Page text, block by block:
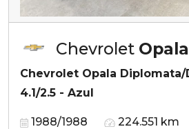
Chevrolet Opala
Chevrolet Opala Diplomata/
4.1/2.5 - Azul
1988/1988 224.551 km